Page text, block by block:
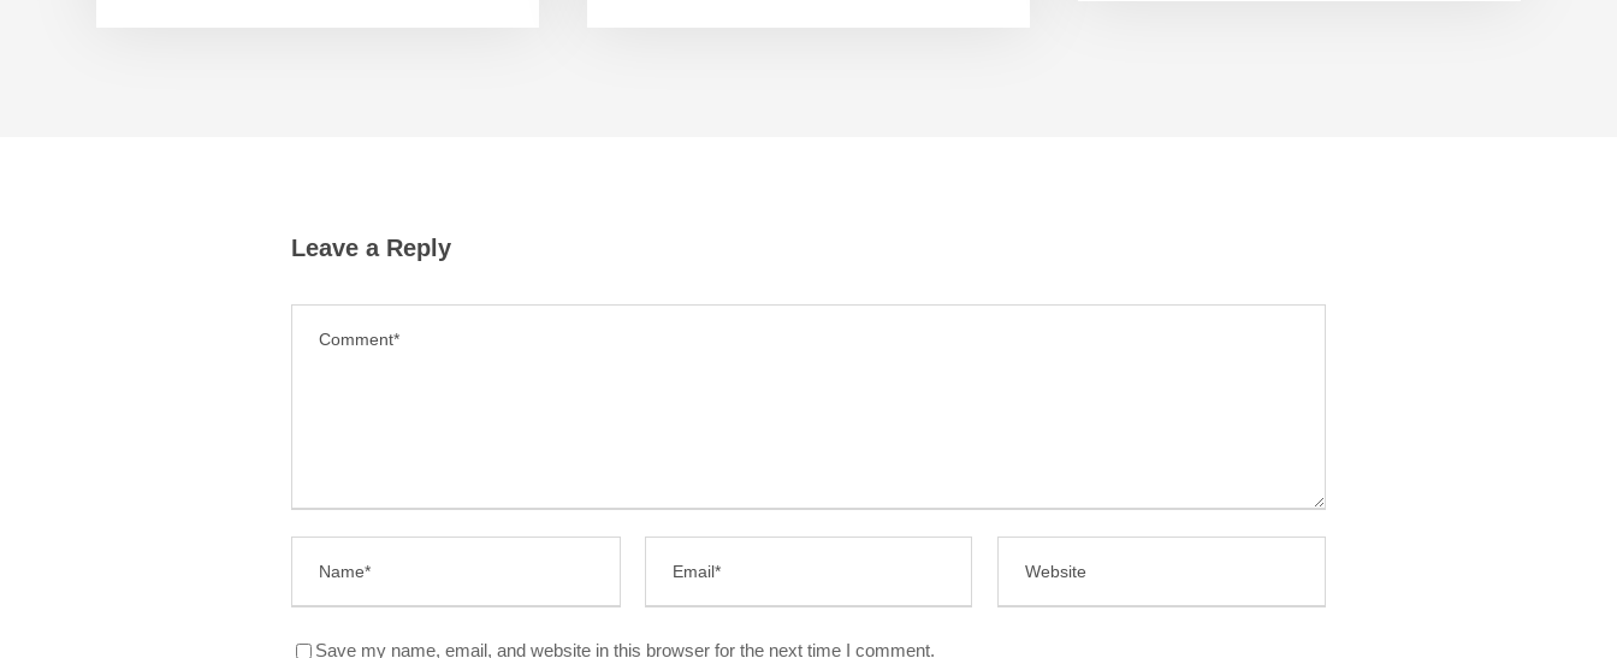
Leave a Reply
Save my name, email, and website in this browser for the next time I comment.